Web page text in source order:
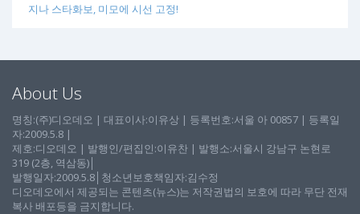
지나 스타화보, 미모에 시선 고정!
About Us
명칭:(주)디오데오 | 대표이사:이유상 | 등록번호:서울 아 00857 | 등록일
자:2009.5.8 |
제호:디오데오 | 발행인/편집인:이유찬 | 발행소:서울시 강남구 논현로
319 (2층, 역삼동)│
발행일자:2009.5.8│청소년보호책임자:김수정
디오데오에서 제공되는 콘텐츠(뉴스)는 저작권법의 보호에 따라 무단 전재
복사 배포등을 금지합니다.